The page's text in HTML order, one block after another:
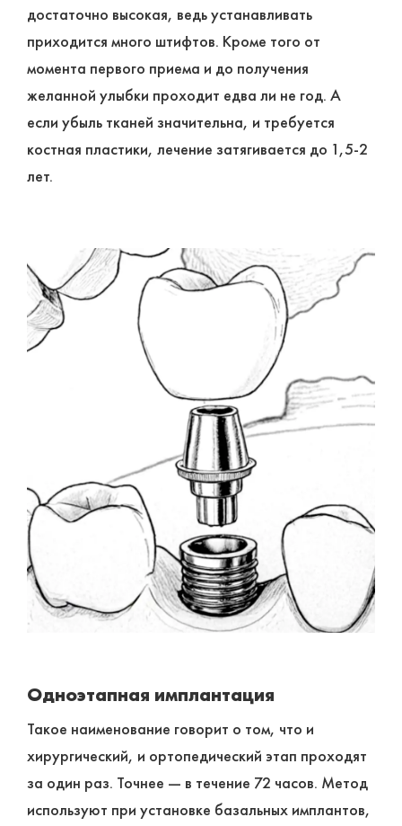
достаточно высокая, ведь устанавливать
приходится много штифтов. Кроме того от
момента первого приема и до получения
желанной улыбки проходит едва ли не год. А
если убыль тканей значительна, и требуется
костная пластики, лечение затягивается до 1,5-2
лет.
Одноэтапная имплантация
Такое наименование говорит о том, что и
хирургический, и ортопедический этап проходят
за один раз. Точнее ― в течение 72 часов. Метод
используют при установке базальных имплантов,